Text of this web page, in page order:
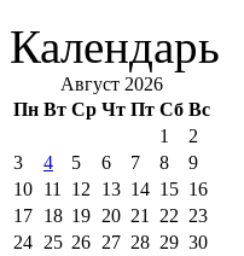
Календарь
Август 2026
Пн Вт Ср Чт Пт Сб Вс
1
2
3
4 5 6 7 8
9
10 11 12 13 14 15 16
17 18 19 20 21 22 23
24 25 26 27 28 29 30